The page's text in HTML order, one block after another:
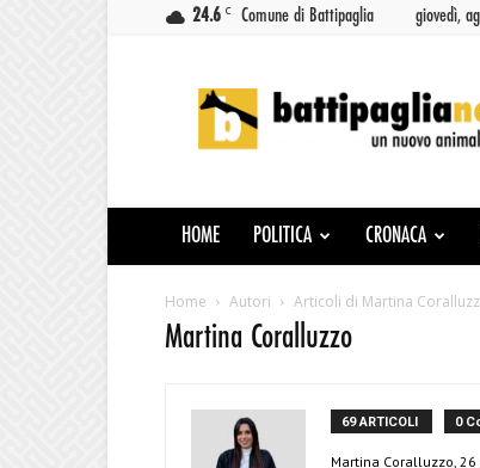
24.6 C Comune di Battipaglia giovedì,
News
HOME POLITICA CRONACA
Home Autori Articoli di Martina
Martina Coralluzzo
69 ARTICOLI 0
Martina Coralluzzo,